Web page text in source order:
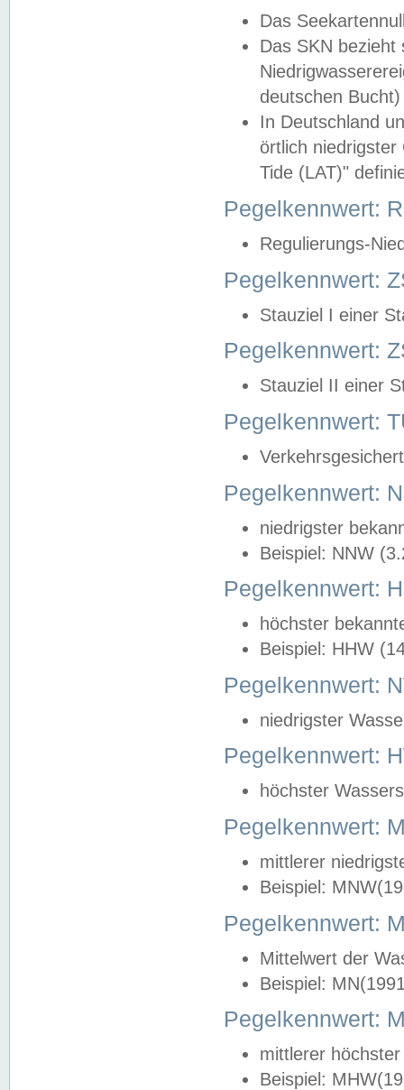
Das
Das SKN
deutschen
In Deutschland
örtlich
Tide (LAT)"
Pegelkennwert:
Regulierungs-
Pegelkennwert:
Stauziel I einer
Pegelkennwert:
Stauziel II einer
Pegelkennwert:
Pegelkennwert:
niedrigster
Beispiel: NNW
Pegelkennwert:
höchster
Beispiel: HHW
Pegelkennwert:
niedrigster
Pegelkennwert:
höchster
Pegelkennwert:
mittlerer
Beispiel:
Pegelkennwert:
Mittelwert der
Beispiel:
Pegelkennwert:
mittlerer
Beispiel: